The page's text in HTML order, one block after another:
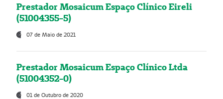
Prestador Mosaicum Espaço Clínico Eireli
(51004355-5)
07 de Maio de 2021
Prestador Mosaicum Espaço Clínico Ltda
(51004352-0)
01 de Outubro de 2020